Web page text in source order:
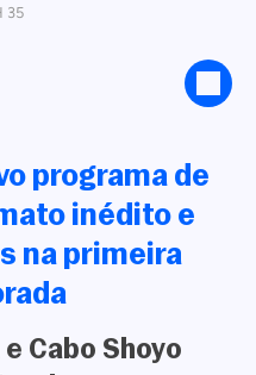
35
programa de
inédito e
na primeira
Cabo Shoyo